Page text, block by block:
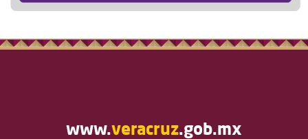
www.veracruz.gob.mx